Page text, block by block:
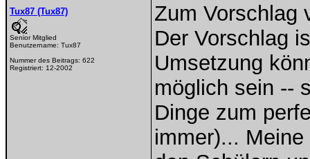
Tux87 (Tux87)
Senior Mitglied
Benutzername: Tux87
Nummer des Beitrags: 622
Registriert: 12-2002
Zum Vorschlag
Der Vorschlag
Umsetzung
möglich sein --
Dinge zum
immer)...